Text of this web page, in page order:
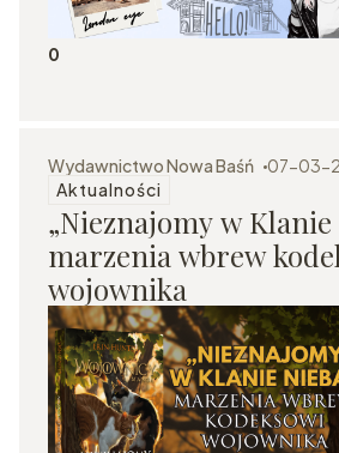
0
Wydawnictwo Nowa Baśń
07-03-
Aktualności
„Nieznajomy w
marzenia wbrew
wojownika